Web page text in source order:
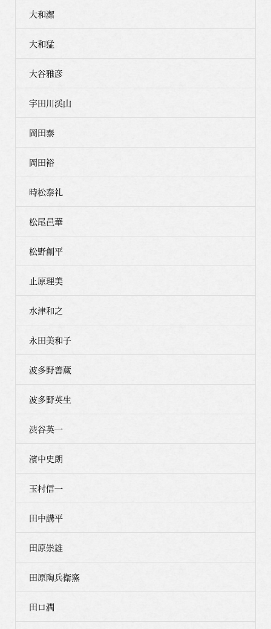
大和潔
大和猛
大谷雅彦
宇田川渓山
岡田泰
岡田裕
時松泰礼
松尾邑華
松野創平
止原理美
水津和之
永田美和子
波多野善蔵
波多野英生
渋谷英一
濱中史朗
玉村信一
田中講平
田原崇雄
田原陶兵衛窯
田口潤